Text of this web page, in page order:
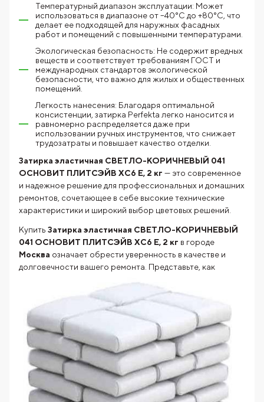
Температурный диапазон эксплуатации: Может
использоваться в диапазоне от –40°C до +80°C, что
делает ее подходящей для наружных фасадных
работ и помещений с повышенными температурами.
Экологическая безопасность: Не содержит вредных
веществ и соответствует требованиям ГОСТ и
международных стандартов экологической
безопасности, что важно для жилых и общественных
помещений.
Легкость нанесения: Благодаря оптимальной
консистенции, затирка Perfekta легко наносится и
равномерно распределяется даже при
использовании ручных инструментов, что снижает
трудозатраты и повышает качество отделки.
Затирка эластичная СВЕТЛО-КОРИЧНЕВЫЙ 041
ОСНОВИТ ПЛИТСЭЙВ XC6 E, 2 кг — это современное
и надежное решение для профессиональных и домашних
ремонтов, сочетающее в себе высокие технические
характеристики и широкий выбор цветовых решений.
Купить Затирка эластичная СВЕТЛО-КОРИЧНЕВЫЙ
041 ОСНОВИТ ПЛИТСЭЙВ XC6 E, 2 кг в городе
Москва означает обрести уверенность в качестве и
долговечности вашего ремонта. Представьте, как